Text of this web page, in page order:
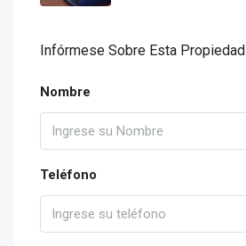
Infórmese Sobre Esta Propiedad
Nombre
Teléfono